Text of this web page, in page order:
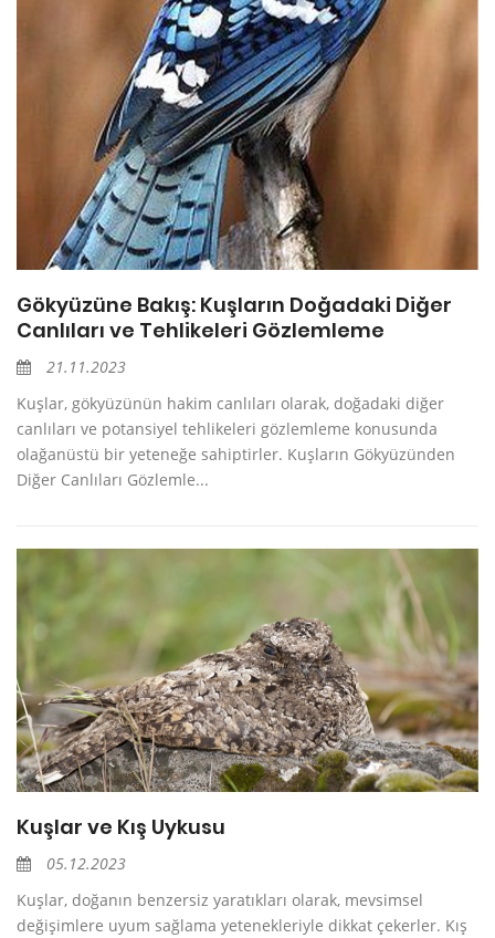
Gökyüzüne Bakış: Kuşların Doğadaki Diğer
Canlıları ve Tehlikeleri Gözlemleme
21.11.2023
Kuşlar, gökyüzünün hakim canlıları olarak, doğadaki diğer
canlıları ve potansiyel tehlikeleri gözlemleme konusunda
olağanüstü bir yeteneğe sahiptirler. Kuşların Gökyüzünden
Diğer Canlıları Gözlemle...
Kuşlar ve Kış Uykusu
05.12.2023
Kuşlar, doğanın benzersiz yaratıkları olarak, mevsimsel
değişimlere uyum sağlama yetenekleriyle dikkat çekerler. Kış